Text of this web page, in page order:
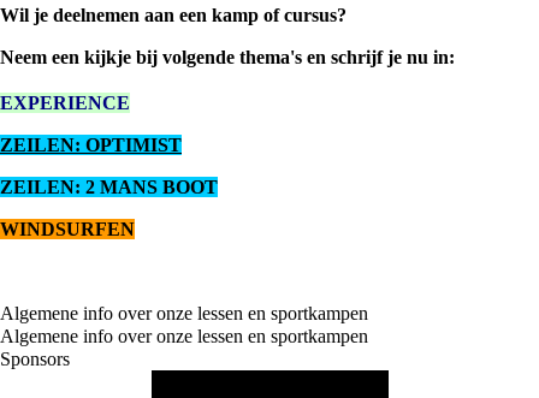
Wil je deelnemen aan een kamp of cursus?
Neem een kijkje bij volgende thema's en schrijf je nu in:
EXPERIENCE
ZEILEN: OPTIMIST
ZEILEN: 2 MANS BOOT
WINDSURFEN
Algemene info over onze lessen en sportkampen
Algemene info over onze lessen en sportkampen
Sponsors